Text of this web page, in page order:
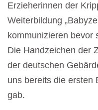
Erzieherinnen der
Weiterbildung
kommunizieren bevor
Die Handzeichen der
der deutschen
uns bereits die ersten
gab.